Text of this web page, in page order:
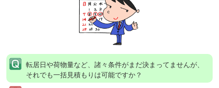
転居日や荷物量など、諸々条件がまだ決まってませんが、
それでも一括見積もりは可能ですか？